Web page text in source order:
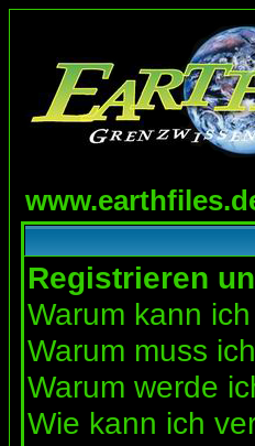
Registrieren
Warum kann
Warum muss
Warum werde
Wie kann ich